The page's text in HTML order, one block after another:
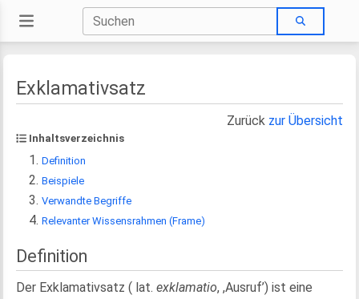
Exklamativsatz
Zurück zur Übersicht
Inhaltsverzeichnis
Definition
Beispiele
Verwandte Begriffe
Relevanter Wissensrahmen (Frame)
Definition
Der Exklamativsatz ( lat. exklamatio, ,Ausruf’) ist eine